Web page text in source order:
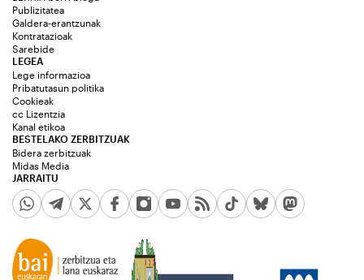
Publizitatea
Galdera-erantzunak
Kontratazioak
Sarebide
JARRAITU
LEGEA
Lege informazioa
Pribatutasun politika
Cookieak
cc Lizentzia
Kanal etikoa
BESTELAKO ZERBITZUAK
Bidera zerbitzuak
Midas Media